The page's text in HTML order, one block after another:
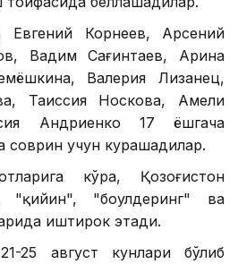
Евгений Корнеев, Арсений
Вадим Сағинтаев, Арина
Валерия Лизанец,
Таиссия Носкова, Амели
Андриенко 17 ёшгача
соврин учун курашадилар.
кўра, Қозоғистон
"қийин", "боулдеринг" ва
иштирок этади.
25 август кунлари бўлиб